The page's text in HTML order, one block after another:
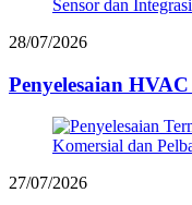
28/07/2026
Penyelesaian
27/07/2026